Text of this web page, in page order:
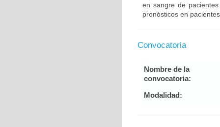
en sangre de
pronósticos en
Convocatoria
Nombre de la
convocatoria:
Modalidad: